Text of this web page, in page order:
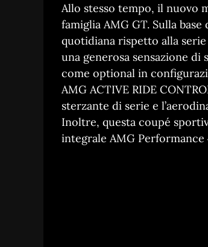
Allo stesso tempo, il nuovo
famiglia AMG GT. Sulla
quotidiana rispetto alla
una generosa sensazione di
come optional in
AMG ACTIVE RIDE
sterzante di serie e
Inoltre, questa coupé
integrale AMG